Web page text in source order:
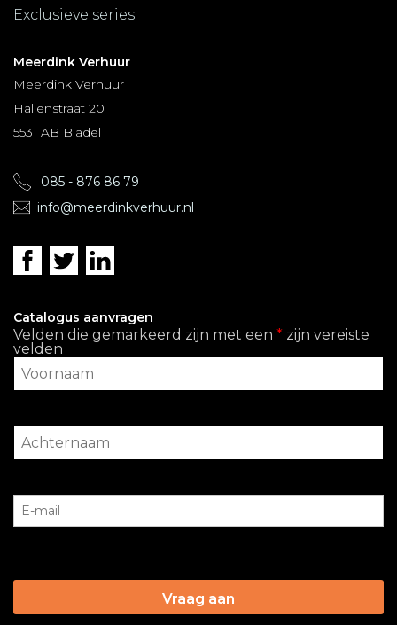
Exclusieve series
Meerdink Verhuur
Meerdink Verhuur
Hallenstraat 20
5531 AB Bladel
085 - 876 86 79
info@meerdinkverhuur.nl
Catalogus aanvragen
Velden die gemarkeerd zijn met een * zijn vereiste
velden